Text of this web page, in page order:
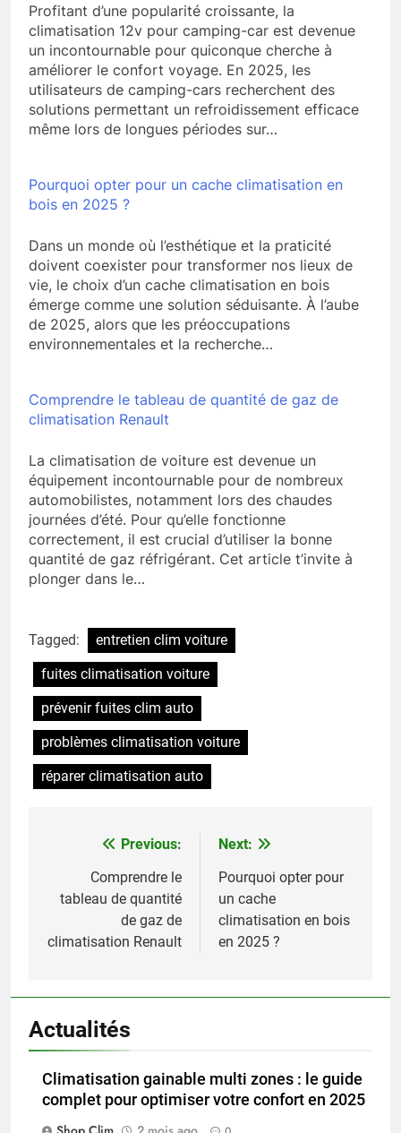
Profitant d’une popularité croissante, la
climatisation 12v pour camping-car est devenue
un incontournable pour quiconque cherche à
améliorer le confort voyage. En 2025, les
utilisateurs de camping-cars recherchent des
solutions permettant un refroidissement efficace
même lors de longues périodes sur…
Pourquoi opter pour un cache climatisation en
bois en 2025 ?
Dans un monde où l’esthétique et la praticité
doivent coexister pour transformer nos lieux de
vie, le choix d’un cache climatisation en bois
émerge comme une solution séduisante. À l’aube
de 2025, alors que les préoccupations
environnementales et la recherche…
Comprendre le tableau de quantité de gaz de
climatisation Renault
La climatisation de voiture est devenue un
équipement incontournable pour de nombreux
automobilistes, notamment lors des chaudes
journées d’été. Pour qu’elle fonctionne
correctement, il est crucial d’utiliser la bonne
quantité de gaz réfrigérant. Cet article t’invite à
plonger dans le…
Tagged:
entretien clim voiture
fuites climatisation voiture
prévenir fuites clim auto
problèmes climatisation voiture
réparer climatisation auto
NavigationPrevious:
Comprendre le
tableau de quantité
de gaz de
climatisation Renault
Next:
Pourquoi opter pour
un cache
climatisation en bois
en 2025 ?
Actualités
Climatisation gainable multi zones : le guide
complet pour optimiser votre confort en 2025